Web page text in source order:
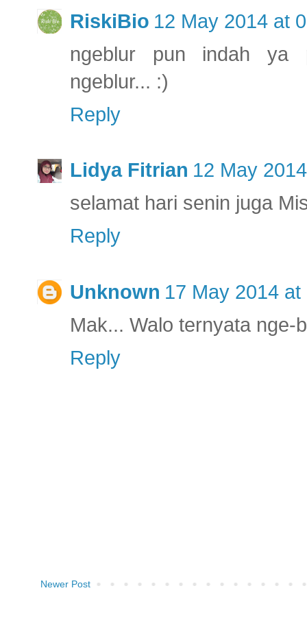
RiskiBio 12 May 2014 at
ngeblur pun indah ya
ngeblur... :)
Reply
Lidya Fitrian 12 May
selamat hari senin juga
Reply
Unknown 17 May 2014 at
Mak... Walo ternyata nge-
Reply
Newer Post